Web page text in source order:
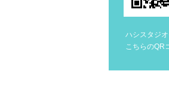
ハシスタジ
こちらのQR